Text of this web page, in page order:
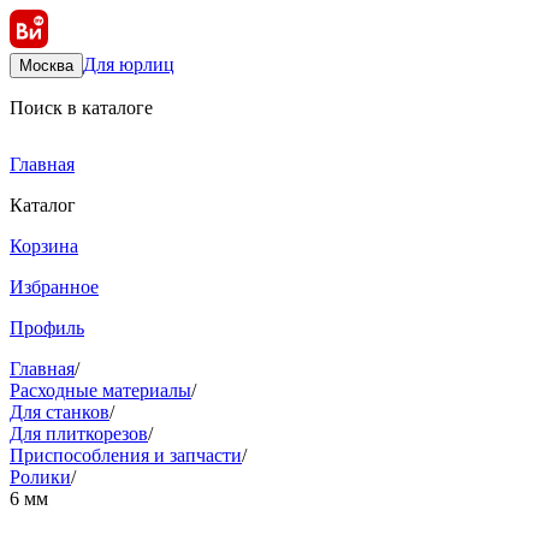
Москва Для юрлиц
Поиск в каталоге
Главная
Каталог
Корзина
Избранное
Профиль
Главная/
Расходные материалы/
Для станков/
Для плиткорезов/
Приспособления и запчасти/
Ролики/
6 мм